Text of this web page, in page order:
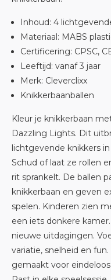
Inhoud: 4
Materiaal: MABS
Certificering: CPSC,
Leeftijd: vanaf 3 jaar
Merk: Cleverclixx
Knikkerbaanballen
Kleur je knikkerbaan
Dazzling Lights. Dit
lichtgevende knikkers
Schud of laat ze rollen
rit sprankelt. De ballen
knikkerbaan en geven
spelen. Kinderen zien
een iets donkere
nieuwe uitdagingen.
variatie, snelheid en
gemaakt voor